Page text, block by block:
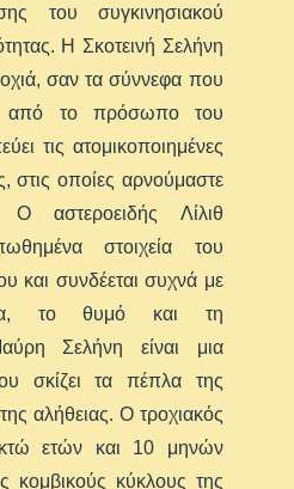
του συγκινησιακού
Η Σκοτεινή Σελήνη
σαν τα σύννεφα που
από το πρόσωπο του
τις ατομικοποιημένες
στις οποίες αρνούμαστε
Ο αστεροειδής Λίλιθ
στοιχεία του
και συνδέεται συχνά με
το θυμό και τη
Σελήνη είναι μια
σκίζει τα πέπλα της
αλήθειας. Ο τροχιακός
ετών και 10 μηνών
κομβικούς κύκλους της